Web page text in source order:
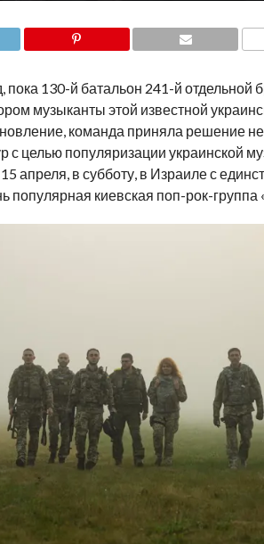
130-й батальон 241-й отдельной
музыканты этой известной
команда приняла решение не
с целью популяризации украинской
апреля, в субботу, в Израиле с
киевская поп-рок-группа